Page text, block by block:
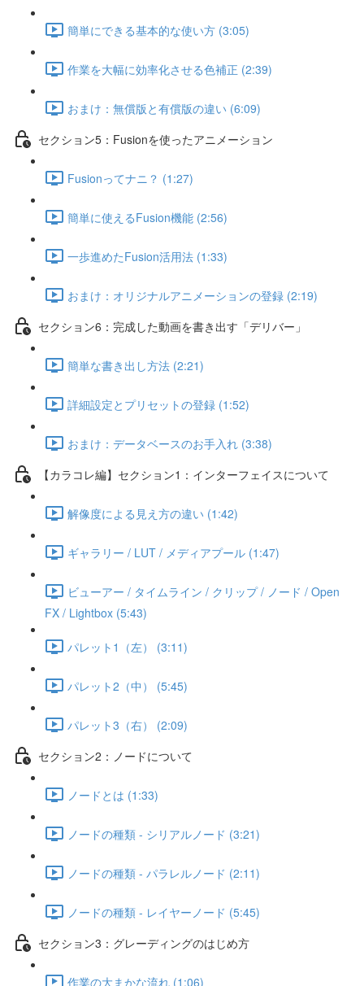
簡単にできる基本的な使い方 (3:05)
作業を大幅に効率化させる色補正 (2:39)
おまけ：無償版と有償版の違い (6:09)
セクション5：Fusionを使ったアニメーション
Fusionってナニ？ (1:27)
簡単に使えるFusion機能 (2:56)
一歩進めたFusion活用法 (1:33)
おまけ：オリジナルアニメーションの登録 (2:19)
セクション6：完成した動画を書き出す「デリバー」
簡単な書き出し方法 (2:21)
詳細設定とプリセットの登録 (1:52)
おまけ：データベースのお手入れ (3:38)
【カラコレ編】セクション1：インターフェイスについて
解像度による見え方の違い (1:42)
ギャラリー / LUT / メディアプール (1:47)
ビューアー / タイムライン / クリップ / ノード / Open
FX / Lightbox (5:43)
パレット1（左） (3:11)
パレット2（中） (5:45)
パレット3（右） (2:09)
セクション2：ノードについて
ノードとは (1:33)
ノードの種類 - シリアルノード (3:21)
ノードの種類 - パラレルノード (2:11)
ノードの種類 - レイヤーノード (5:45)
セクション3：グレーディングのはじめ方
作業の大まかな流れ (1:06)